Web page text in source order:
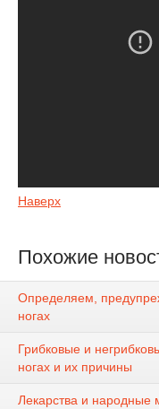
Наверх
Похожие
Определяем,
ногах
Грибковые и
ногах и их причины
Лекарства и народные